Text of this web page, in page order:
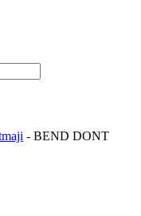
- BEND DONT